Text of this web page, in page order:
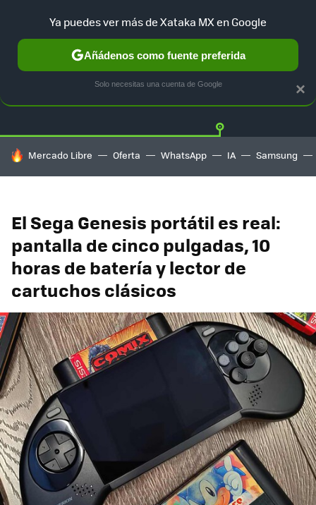
Twitter
HOY SE HABLA DE
Mercado Libre Oferta WhatsApp IA Samsung
El Sega Genesis portátil es real:
pantalla de cinco pulgadas, 10
horas de batería y lector de
cartuchos clásicos
×
Ya puedes ver más de Xataka MX en Google
Añádenos como fuente preferida
Solo necesitas una cuenta de Google